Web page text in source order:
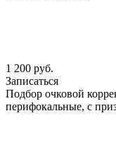
1 200 руб.
Записаться
Подбор очковой
перифокальные,